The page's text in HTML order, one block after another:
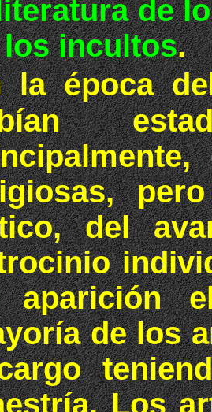
de
los incultos.
la época
del
aparición
de los
Los